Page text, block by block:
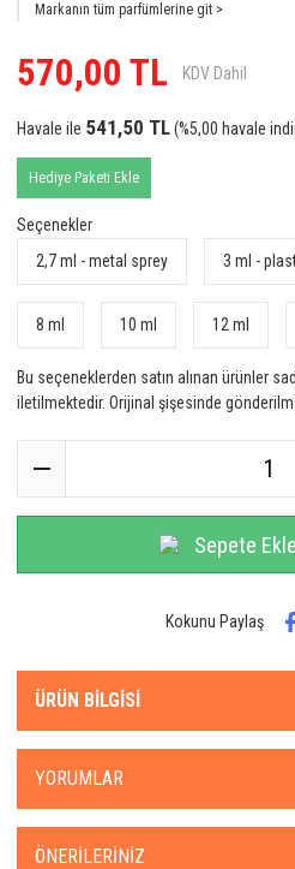
Markanın tüm parfümlerine git >
570,00 TL KDV Dahil
Havale ile 541,50 TL(%5,00 havale
Hediye Paketi Ekle
Seçenekler
2,7 ml - metal sprey
3 ml -
8 ml 10 ml 12 ml
Bu seçeneklerden satın alınan ürünler
iletilmektedir. Orijinal şişesinde
Sepete Ekle
Kokunu Paylaş
ÜRÜN BILGISI
YORUMLAR
ÖNERILERINIZ